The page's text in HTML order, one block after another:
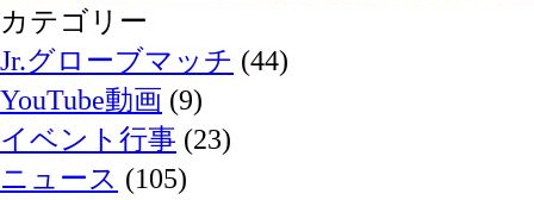
カテゴリー
Jr.グローブマッチ (44)
YouTube動画 (9)
イベント行事 (23)
ニュース (105)